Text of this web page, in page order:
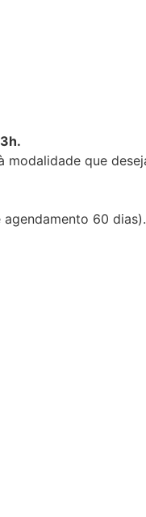
que
60 dias).